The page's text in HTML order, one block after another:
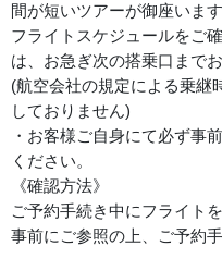
間が短いツアーが御座います
フライトスケジュールをご
は、お急ぎ次の搭乗口まで
(航空会社の規定による乗継
しておりません)
・お客様ご自身にて必ず事
ください。
《確認方法》
ご予約手続き中にフライト
事前にご参照の上、ご予約